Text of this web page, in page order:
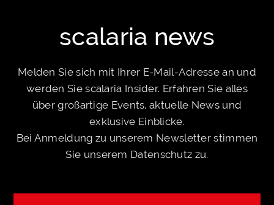
scalaria news
Melden Sie sich mit Ihrer E-Mail-Adresse an und
werden Sie scalaria Insider. Erfahren Sie alles
über großartige Events, aktuelle News und
exklusive Einblicke.
Bei Anmeldung zu unserem Newsletter stimmen
Sie unserem Datenschutz zu.